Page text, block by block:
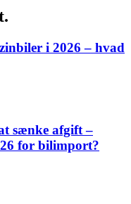
i 2026 – hvad
sænke afgift –
for bilimport?